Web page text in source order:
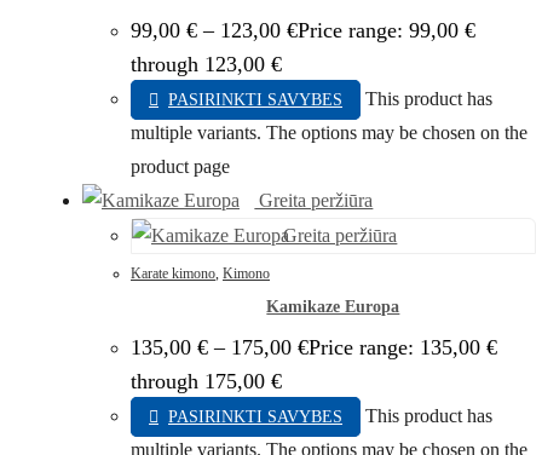
99,00 € – 123,00 €Price range: 99,00 €
through 123,00 €
PASIRINKTI SAVYBES
This product has
multiple variants. The options may be chosen on the
product page
Greita peržiūra
Greita peržiūra
Karate kimono, Kimono
Kamikaze Europa
135,00 € – 175,00 €Price range: 135,00 €
through 175,00 €
PASIRINKTI SAVYBES
This product has
multiple variants. The options may be chosen on the